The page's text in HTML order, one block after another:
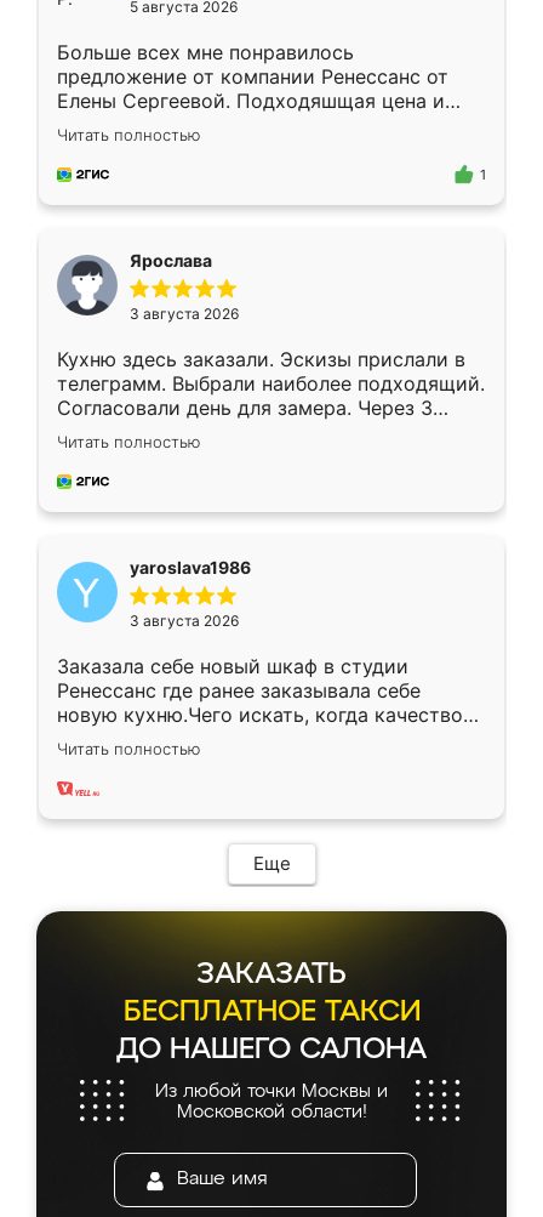
5 августа 2026
Больше всех мне понравилось
предложение от компании Ренессанс от
Елены Сергеевой. Подходяшщая цена и
короткие сроки изготовления. Приехавший
для замера сотрудник Владислав
предложил по моему эскизу самый
Читать полностью
1
Ярослава
3 августа 2026
Кухню здесь заказали. Эскизы прислали в
телеграмм. Выбрали наиболее подходящий.
Согласовали день для замера. Через 3
недели кухня была уже готова. Остались
довольны работой. Спасибо Ренессанс
мебель за качественную работу!
Читать полностью
yaroslava1986
3 августа 2026
Заказала себе новый шкаф в студии
Ренессанс где ранее заказывала себе
новую кухню.Чего искать, когда качеством
вполне довольна. Служит кухня уже почти
два года, нареканий нет.
Читать полностью
Еще
ЗАКАЗАТЬ
БЕСПЛАТНОЕ ТАКСИ
ДО НАШЕГО САЛОНА
Из любой точки Москвы и
Московской области!